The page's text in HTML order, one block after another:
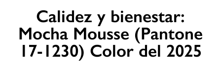
Calidez y bienestar:
Mocha Mousse (Pantone
17-1230) Color del 2025